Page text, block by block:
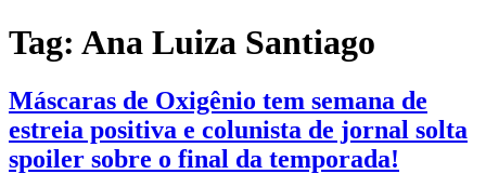
Tag: Ana Luiza Santiago
Máscaras de Oxigênio tem semana de
estreia positiva e colunista de jornal solta
spoiler sobre o final da temporada!